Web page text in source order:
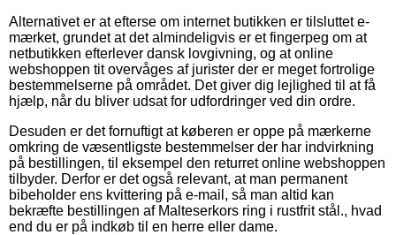
Alternativet er at efterse om internet butikken er tilsluttet e-
mærket, grundet at det almindeligvis er et fingerpeg om at
netbutikken efterlever dansk lovgivning, og at online
webshoppen tit overvåges af jurister der er meget fortrolige
bestemmelserne på området. Det giver dig lejlighed til at få
hjælp, når du bliver udsat for udfordringer ved din ordre.
Desuden er det fornuftigt at køberen er oppe på mærkerne
omkring de væsentligste bestemmelser der har indvirkning
på bestillingen, til eksempel den returret online webshoppen
tilbyder. Derfor er det også relevant, at man permanent
bibeholder ens kvittering på e-mail, så man altid kan
bekræfte bestillingen af Malteserkors ring i rustfrit stål., hvad
end du er på indkøb til en herre eller dame.